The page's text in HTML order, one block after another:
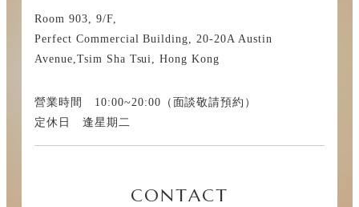
Room 903, 9/F,
Perfect Commercial Building, 20-20A Austin
Avenue,Tsim Sha Tsui, Hong Kong
營業時間 10:00~20:00（面談敬請預約）
定休日 逢星期二
CONTACT